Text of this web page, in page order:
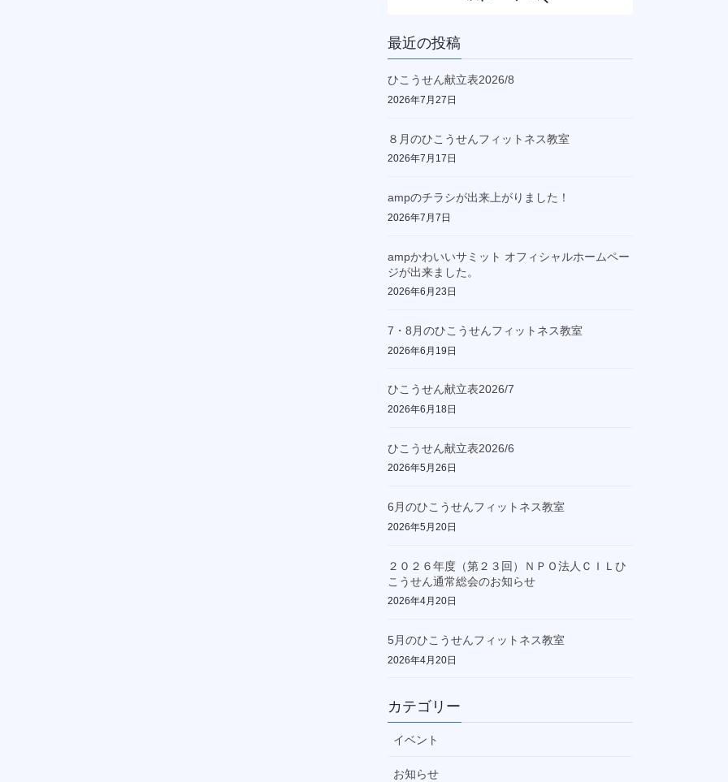
最近の投稿
ひこうせん献立表2026/8
2026年7月27日
８月のひこうせんフィットネス教室
2026年7月17日
ampのチラシが出来上がりました！
2026年7月7日
ampかわいいサミット オフィシャルホームペー
ジが出来ました。
2026年6月23日
7・8月のひこうせんフィットネス教室
2026年6月19日
ひこうせん献立表2026/7
2026年6月18日
ひこうせん献立表2026/6
2026年5月26日
6月のひこうせんフィットネス教室
2026年5月20日
２０２６年度（第２３回）ＮＰＯ法人ＣＩＬひ
こうせん通常総会のお知らせ
2026年4月20日
5月のひこうせんフィットネス教室
2026年4月20日
カテゴリー
イベント
お知らせ